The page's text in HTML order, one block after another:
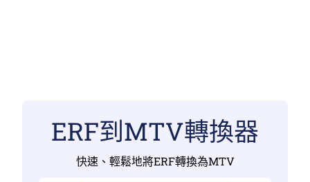
ERF到MTV轉換器
快速、輕鬆地將ERF轉換為MTV